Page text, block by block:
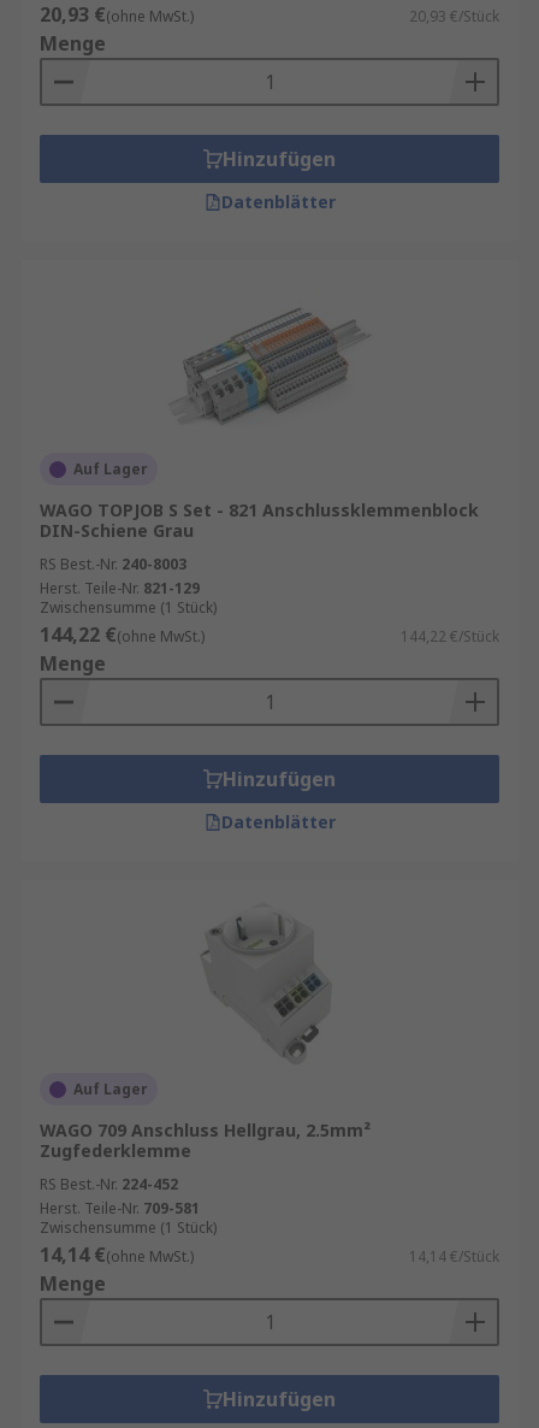
20,93 €(ohne MwSt.) 20,93 €/Stück
Menge
Hinzufügen
Datenblätter
Auf Lager
WAGO TOPJOB S Set - 821 Anschlussklemmenblock
DIN-Schiene Grau
RS Best.-Nr. 240-8003
Herst. Teile-Nr. 821-129
Zwischensumme (1 Stück)
144,22 €(ohne MwSt.) 144,22 €/Stück
Menge
Hinzufügen
Datenblätter
Auf Lager
WAGO 709 Anschluss Hellgrau, 2.5mm²
Zugfederklemme
RS Best.-Nr. 224-452
Herst. Teile-Nr. 709-581
Zwischensumme (1 Stück)
14,14 €(ohne MwSt.) 14,14 €/Stück
Menge
Hinzufügen